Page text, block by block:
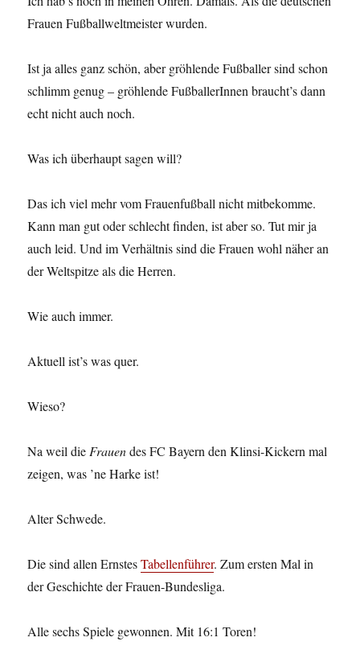
Frauen Fußballweltmeister wurden.
Ist ja alles ganz schön, aber gröhlende Fußballer sind schon
schlimm genug – gröhlende FußballerInnen braucht’s dann
echt nicht auch noch.
Was ich überhaupt sagen will?
Das ich viel mehr vom Frauenfußball nicht mitbekomme.
Kann man gut oder schlecht finden, ist aber so. Tut mir ja
auch leid. Und im Verhältnis sind die Frauen wohl näher an
der Weltspitze als die Herren.
Wie auch immer.
Aktuell ist’s was quer.
Wieso?
Na weil dieFrauendes FC Bayern den Klinsi-Kickern mal
zeigen, was ’ne Harke ist!
Alter Schwede.
Die sind allen ErnstesTabellenführer. Zum ersten Mal in
der Geschichte der Frauen-Bundesliga.
Alle sechs Spiele gewonnen. Mit 16:1 Toren!